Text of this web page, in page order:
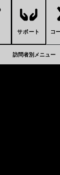
サポート コ
訪問者別メニュー